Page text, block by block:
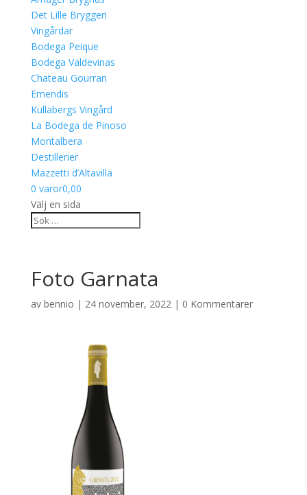
Det Lille Bryggeri
Vingårdar
Bodega Peique
Bodega Valdevinas
Chateau Gourran
Emendis
Kullabergs Vingård
La Bodega de Pinoso
Montalbera
Destillerier
Mazzetti d’Altavilla
0 varor0,00
Välj en sida
Foto Garnata
av bennio | 24 november, 2022| 0 Kommentarer